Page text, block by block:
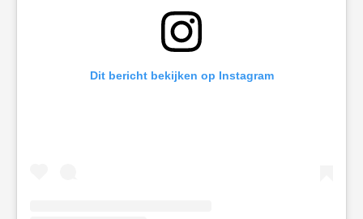
Dit bericht bekijken op Instagram